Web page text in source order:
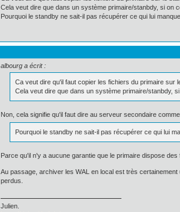
Cela veut dire que dans un système primaire/stanbdy, si on
Pourquoi le standby ne sait-il pas récupérer ce qui lui
albourg a écrit :
Ca veut dire qu'il faut copier les fichiers du primaire sur
Cela veut dire que dans un système primaire/stanbdy,
Non, cela signifie qu'il faut dire au serveur secondaire
Pourquoi le standby ne sait-il pas récupérer ce qui lui
Parce qu'il n'y a aucune garantie que le primaire dispose
Au passage, archiver les WAL en local est très
perdus.
Julien.